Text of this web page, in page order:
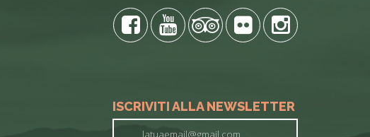
ISCRIVITI ALLA NEWSLETTER